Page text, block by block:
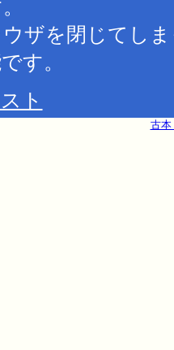
ザを閉じてし
す。
ト
古本